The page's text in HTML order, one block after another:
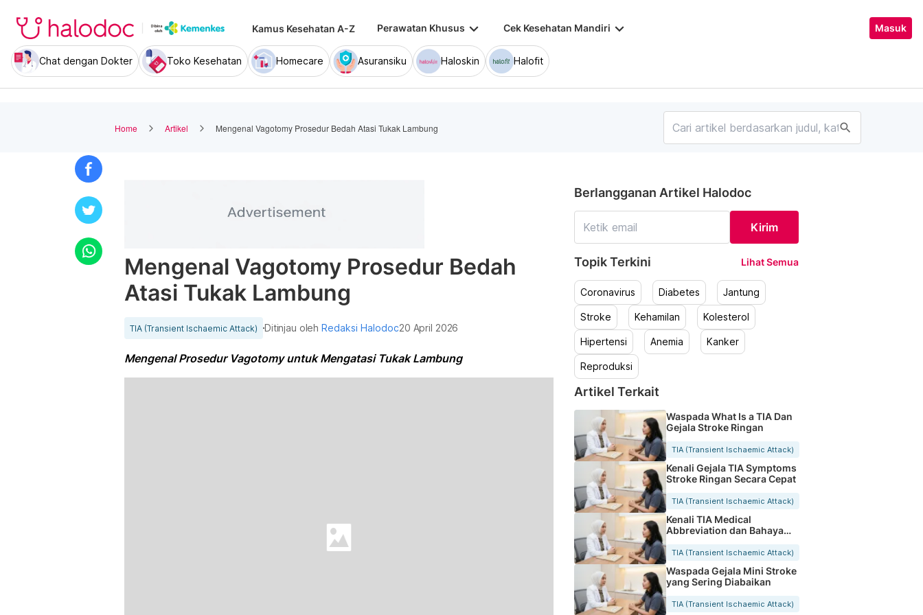
Kamus Kesehatan A-Z Perawatan Khusus keyboard_arrow_down Cek Kesehatan Mandiri keyboard_arrow_down Masuk
Chat dengan Dokter Toko Kesehatan Homecare Asuransiku Haloskin Halofit
Home Artikel Mengenal Vagotomy Prosedur Bedah Atasi Tukak Lambung search
Mengenal Vagotomy Prosedur Bedah
Atasi Tukak Lambung
TIA (Transient Ischaemic Attack) Ditinjau olehRedaksi Halodoc20 April 2026
Mengenal Prosedur Vagotomy untuk Mengatasi Tukak Lambung
Berlangganan Artikel Halodoc
Kirim
Topik Terkini Lihat Semua
Coronavirus Diabetes Jantung
Stroke Kehamilan Kolesterol
Hipertensi Anemia Kanker
Reproduksi
Artikel Terkait
Waspada What Is a TIA Dan
Gejala Stroke Ringan
TIA (Transient Ischaemic Attack)
Kenali Gejala TIA Symptoms
Stroke Ringan Secara Cepat
TIA (Transient Ischaemic Attack)
Kenali TIA Medical
Abbreviation dan Bahaya
TIA (Transient Ischaemic Attack)
Waspada Gejala Mini Stroke
yang Sering Diabaikan
TIA (Transient Ischaemic Attack)